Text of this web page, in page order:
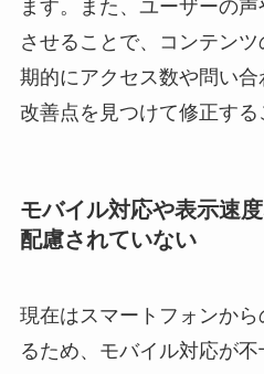
ます。また、ユーザーの
させることで、コンテン
期的にアクセス数や問い合
改善点を見つけて修正する
モバイル対応や表示速
配慮されていない
現在はスマートフォンか
るため、モバイル対応が